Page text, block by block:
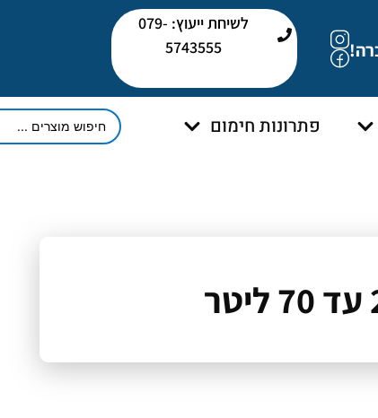
לשיחת ייעוץ: 079-
5743555
פתרונות חימום